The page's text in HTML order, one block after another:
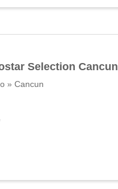
Selection Cancun
» Cancun